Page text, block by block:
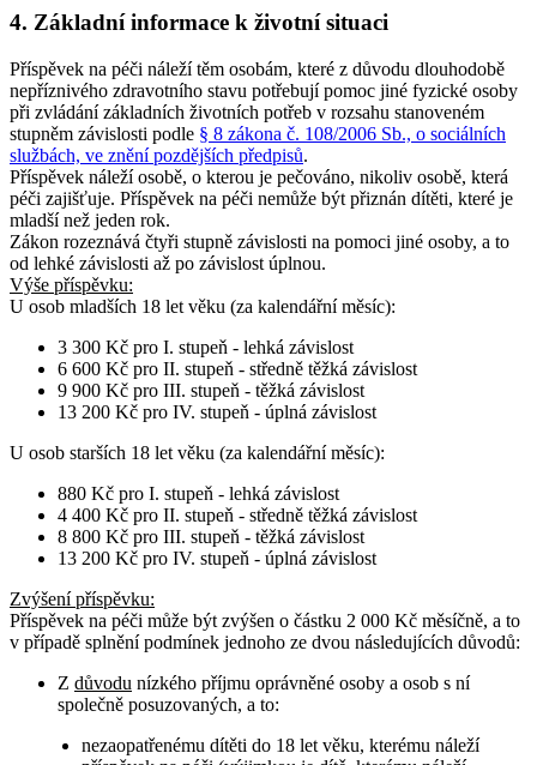
4. Základní informace k životní situaci
Příspěvek na péči náleží těm osobám, které z důvodu dlouhodobě
nepříznivého zdravotního stavu potřebují pomoc jiné fyzické osoby
při zvládání základních životních potřeb v rozsahu stanoveném
stupněm závislosti podle § 8 zákona č. 108/2006 Sb., o sociálních
službách, ve znění pozdějších předpisů.
Příspěvek náleží osobě, o kterou je pečováno, nikoliv osobě, která
péči zajišťuje. Příspěvek na péči nemůže být přiznán dítěti, které je
mladší než jeden rok.
Zákon rozeznává čtyři stupně závislosti na pomoci jiné osoby, a to
od lehké závislosti až po závislost úplnou.
Výše příspěvku:
U osob mladších 18 let věku (za kalendářní měsíc):
3 300 Kč pro I. stupeň - lehká závislost
6 600 Kč pro II. stupeň - středně těžká závislost
9 900 Kč pro III. stupeň - těžká závislost
13 200 Kč pro IV. stupeň - úplná závislost
U osob starších 18 let věku (za kalendářní měsíc):
880 Kč pro I. stupeň - lehká závislost
4 400 Kč pro II. stupeň - středně těžká závislost
8 800 Kč pro III. stupeň - těžká závislost
13 200 Kč pro IV. stupeň - úplná závislost
Zvýšení příspěvku:
Příspěvek na péči může být zvýšen o částku 2 000 Kč měsíčně, a to
v případě splnění podmínek jednoho ze dvou následujících důvodů:
Z důvodu nízkého příjmu oprávněné osoby a osob s ní
společně posuzovaných, a to:
nezaopatřenému dítěti do 18 let věku, kterému náleží